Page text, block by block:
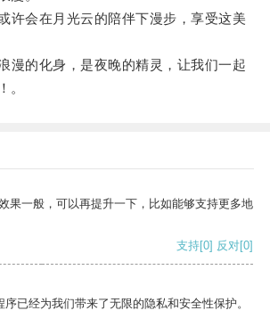
会在月光云的陪伴下漫步，享受这美
的化身，是夜晚的精灵，让我们一起
。
果一般，可以再提升一下，比如能够支持更多地
支持[0] 反对[0]
已经为我们带来了无限的隐私和安全性保护。